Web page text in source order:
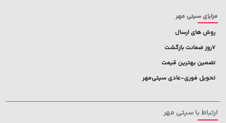
مزایای سیتی مهر
روش های ارسال
7روز ضمانت بازگشت
تضمین بهترین قیمت
تحویل فوری-عادی سیتی‌مهر
ارتباط با سیتی مهر